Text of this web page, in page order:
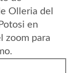
Olleria del
en
zoom para